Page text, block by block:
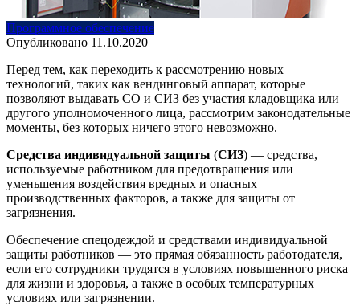
Программное обеспечение
Опубликовано 11.10.2020
Перед тем, как переходить к рассмотрению новых
технологий, таких как вендинговый аппарат, которые
позволяют выдавать СО и СИЗ без участия кладовщика или
другого уполномоченного лица, рассмотрим законодательные
моменты, без которых ничего этого невозможно.
Средства индивидуальной защиты (СИЗ) — средства,
используемые работником для предотвращения или
уменьшения воздействия вредных и опасных
производственных факторов, а также для защиты от
загрязнения.
Обеспечение спецодеждой и средствами индивидуальной
защиты работников — это прямая обязанность работодателя,
если его сотрудники трудятся в условиях повышенного риска
для жизни и здоровья, а также в особых температурных
условиях или загрязнении.